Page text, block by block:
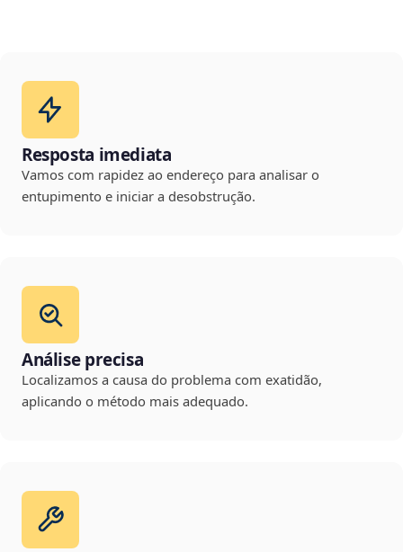
Resposta imediata
Vamos com rapidez ao endereço para analisar o
entupimento e iniciar a desobstrução.
Análise precisa
Localizamos a causa do problema com exatidão,
aplicando o método mais adequado.